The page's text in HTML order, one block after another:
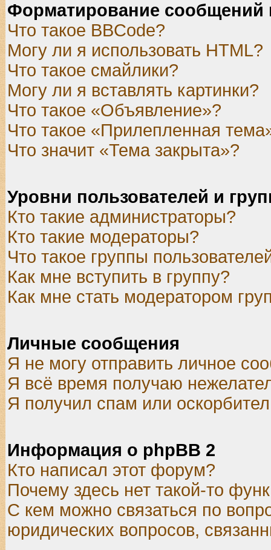
Форматирование сообщений
Что такое BBCode?
Могу ли я использовать HTML?
Что такое смайлики?
Могу ли я вставлять картинки?
Что такое «Объявление»?
Что такое «Прилепленная
Что значит «Тема закрыта»?
Уровни пользователей и
Кто такие администраторы?
Кто такие модераторы?
Что такое группы
Как мне вступить в группу?
Как мне стать модератором
Личные сообщения
Я не могу отправить личное
Я всё время получаю
Я получил спам или
Информация о phpBB 2
Кто написал этот форум?
Почему здесь нет такой-то
С кем можно связаться по
юридических вопросов,